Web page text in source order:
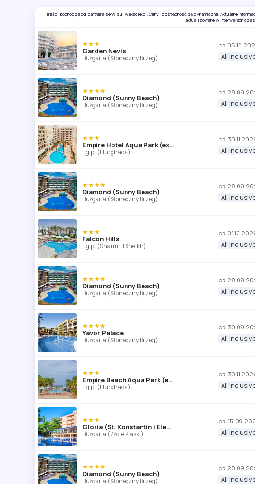
Treści pochodzą od partnera serwisu: Wakacje.pl. Ceny i dostępność są dynamiczne. Aktualne
aktualizowane w interwałach
★★★
Garden Nevis
Bułgaria (Słoneczny Brzeg)
od
All
★★★★
Diamond (Sunny Beach)
Bułgaria (Słoneczny Brzeg)
od
All
★★★
Empire Hotel Aqua Park (ex. Triton Empire Hotel Hurghada)
Egipt (Hurghada)
od
All
★★★★
Diamond (Sunny Beach)
Bułgaria (Słoneczny Brzeg)
od
All
★★★
Falcon Hills
Egipt (Sharm El Sheikh)
od
All
★★★★
Diamond (Sunny Beach)
Bułgaria (Słoneczny Brzeg)
od
All
★★★★
Yavor Palace
Bułgaria (Słoneczny Brzeg)
od
All
★★★
Empire Beach Aqua Park (ex. Triton Empire Beach Resort Hurghada)
Egipt (Hurghada)
od
All
★★★
Gloria (St. Konstantin i Elena)
Bułgaria (Złote Piaski)
od
All
★★★★
Diamond (Sunny Beach)
Bułgaria (Słoneczny Brzeg)
od
All